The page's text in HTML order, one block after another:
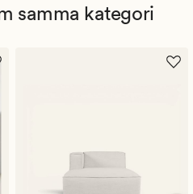
samma kategori